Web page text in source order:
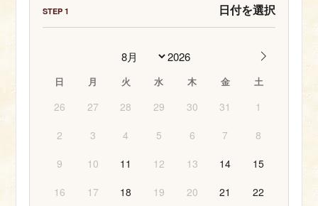
STEP 1 日付を選択
日 月 火 水 木 金 土
26 27 28 29 30 31
1
2
3 4 5 6 7
8
9
10 11 12 13 14
15
16
17 18 19 20 21
22